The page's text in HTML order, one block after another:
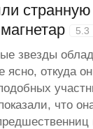
странную
5.3
звезды
ясно, откуда
что